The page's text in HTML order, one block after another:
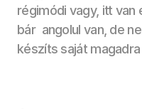
régimódi vagy, itt van
bár  angolul van, de
készíts saját